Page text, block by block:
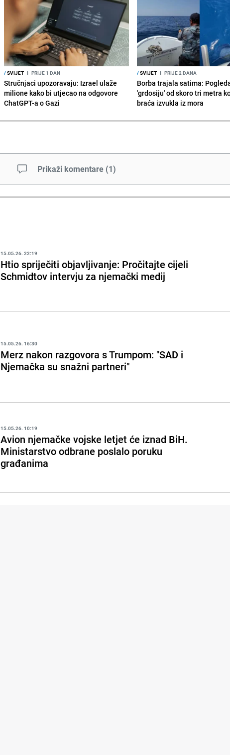
/SVIJET I PRIJE 1 DAN
Stručnjaci upozoravaju: Izrael ulaže
milione kako bi utjecao na odgovore
ChatGPT-a o Gazi
/SVIJET I PRIJE 2 DANA
Borba trajala satima:
'grdosiju' od skoro tri metra
braća izvukla iz mora
Prikaži komentare (1)
15.05.26. 22:19
Htio spriječiti objavljivanje: Pročitajte cijeli
Schmidtov intervju za njemački medij
15.05.26. 16:30
Merz nakon razgovora s Trumpom: "SAD i
Njemačka su snažni partneri"
15.05.26. 10:19
Avion njemačke vojske letjet će iznad BiH.
Ministarstvo odbrane poslalo poruku
građanima